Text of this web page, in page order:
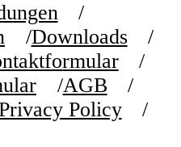
Downloads
AGB
Policy